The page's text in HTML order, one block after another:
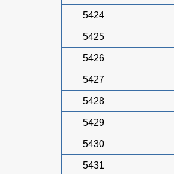
5424
5425
5426
5427
5428
5429
5430
5431